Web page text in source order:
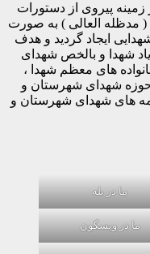
کمیل مدیا در بهمن ماه 1401 در زمینه پیروی از دستورات
( مدظله العالی ) به صورت
ایجاد گردید و هدف
یاد شهدا و بالخص شهدای
های معظم شهدا ،
شهدای شهرستان و
های شهدای شهرستان و
ما در بله
ما در ویسگون